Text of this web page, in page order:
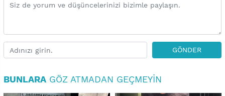
GÖNDER
BUNLARA GÖZ ATMADAN GEÇMEYIN